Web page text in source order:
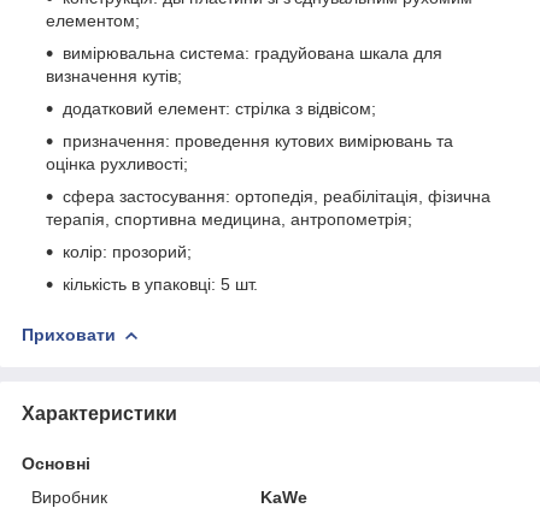
елементом;
вимірювальна система: градуйована шкала для
визначення кутів;
додатковий елемент: стрілка з відвісом;
призначення: проведення кутових вимірювань та
оцінка рухливості;
сфера застосування: ортопедія, реабілітація, фізична
терапія, спортивна медицина, антропометрія;
колір: прозорий;
кількість в упаковці: 5 шт.
Приховати
Характеристики
Основні
Виробник
KaWe